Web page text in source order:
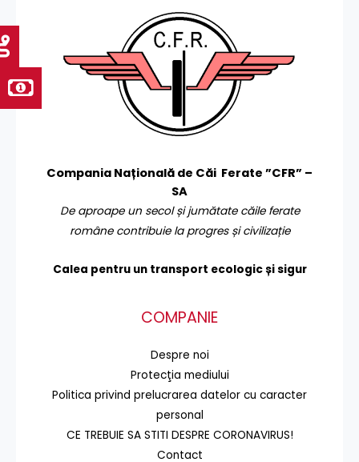
Compania Națională de Căi Ferate ”CFR” –
SA
De aproape un secol și jumătate căile ferate
române contribuie la progres și civilizație
Calea pentru un transport ecologic și sigur
COMPANIE
Despre noi
Protecţia mediului
Politica privind prelucrarea datelor cu caracter
personal
CE TREBUIE SA STITI DESPRE CORONAVIRUS!
Contact